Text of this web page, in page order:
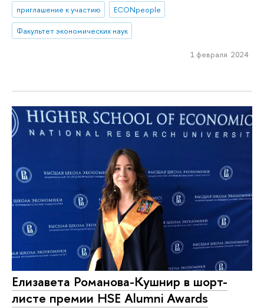
приглашение к участию
ECONpeople
Факультет экономических наук
1 февраля 2024
Елизавета Романова-Кушнир в шорт-
листе премии HSE Alumni Awards